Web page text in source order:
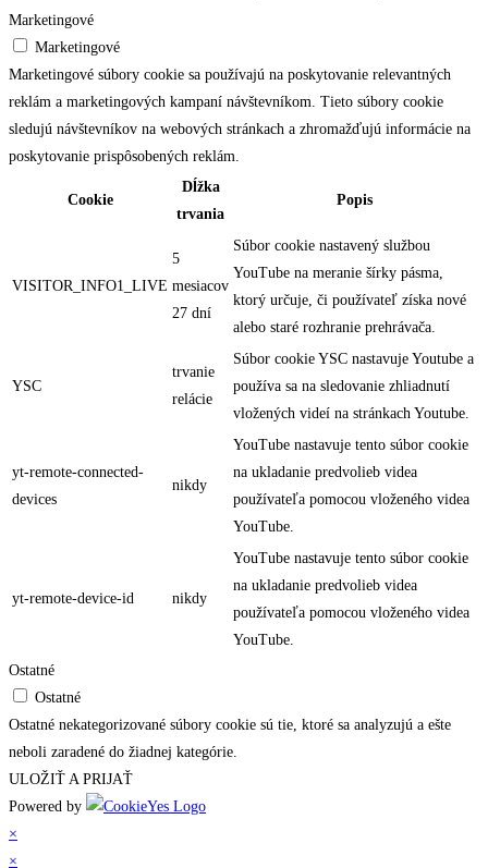
Marketingové
Marketingové
Marketingové súbory cookie sa používajú na poskytovanie relevantných
reklám a marketingových kampaní návštevníkom. Tieto súbory cookie
sledujú návštevníkov na webových stránkach a zhromažďujú informácie na
poskytovanie prispôsobených reklám.
Cookie
Dĺžka
trvania
Popis
VISITOR_INFO1_LIVE
5
mesiacov
27 dní
Súbor cookie nastavený službou
YouTube na meranie šírky pásma,
ktorý určuje, či používateľ získa nové
alebo staré rozhranie prehrávača.
YSC
trvanie
relácie
Súbor cookie YSC nastavuje Youtube a
používa sa na sledovanie zhliadnutí
vložených videí na stránkach Youtube.
yt-remote-connected-
devices
nikdy
YouTube nastavuje tento súbor cookie
na ukladanie predvolieb videa
používateľa pomocou vloženého videa
YouTube.
yt-remote-device-id nikdy
YouTube nastavuje tento súbor cookie
na ukladanie predvolieb videa
používateľa pomocou vloženého videa
YouTube.
Ostatné
Ostatné
Ostatné nekategorizované súbory cookie sú tie, ktoré sa analyzujú a ešte
neboli zaradené do žiadnej kategórie.
ULOŽIŤ A PRIJAŤ
Powered by
×
×